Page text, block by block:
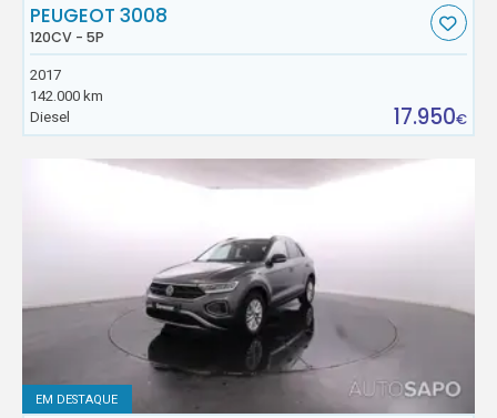
PEUGEOT 3008
120CV - 5P
2017
142.000 km
Diesel
17.950€
EM DESTAQUE